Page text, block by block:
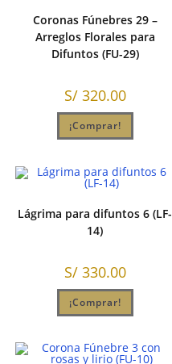
Coronas Fúnebres 29 –
Arreglos Florales para
Difuntos (FU-29)
S/320.00
¡Comprar!
Lágrima para difuntos 6 (LF-
14)
S/330.00
¡Comprar!